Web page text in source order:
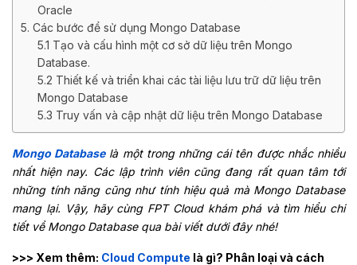
Oracle
5. Các bước để sử dụng Mongo Database
5.1 Tạo và cấu hình một cơ sở dữ liệu trên Mongo
Database.
5.2 Thiết kế và triển khai các tài liệu lưu trữ dữ liệu trên
Mongo Database
5.3 Truy vấn và cập nhật dữ liệu trên Mongo Database
Mongo Databaselà một trong những cái tên được nhắc nhiều
nhất hiện nay. Các lập trình viên cũng đang rất quan tâm tới
những tính năng cũng như tính hiệu quả mà Mongo Database
mang lại. Vậy, hãy cùng FPT Cloud khám phá và tìm hiểu chi
tiết về Mongo Database qua bài viết dưới đây nhé!
>>> Xem thêm: Cloud Compute là gì? Phân loại và cách